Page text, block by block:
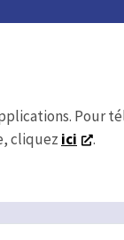
Pour
cliquez ici .